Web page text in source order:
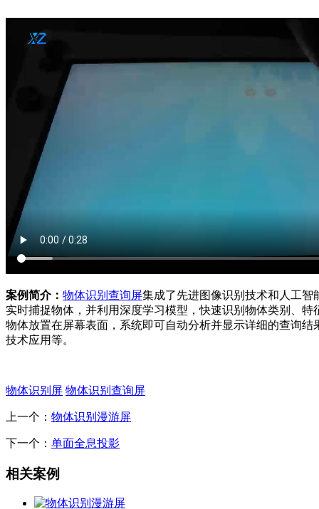
案例简介： 物体识别查询屏集成了先进图像识别技术和人工智
实时捕捉物体，并利用深度学习模型，快速识别物体类别、特
物体放置在屏幕表面，系统即可自动分析并显示详细的查询结
技术应用等。
物体识别屏 物体识别查询屏
上一个： 物体识别漫游屏
下一个： 单面全息投影
相关案例